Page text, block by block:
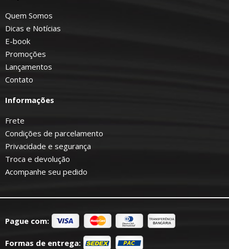
Quem Somos
Dicas e Notícias
E-book
Promoções
Lançamentos
Contato
Informações
Frete
Condições de parcelamento
Privacidade e segurança
Troca e devolução
Acompanhe seu pedido
Pague com:
Formas de entrega: